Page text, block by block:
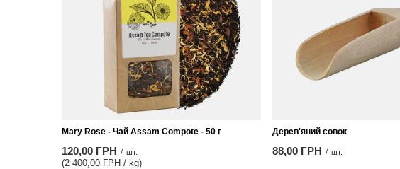
Mary Rose - Чай Assam Compote - 50 г
120,00 ГРН / шт.
(2 400,00 ГРН / kg)
Дерев'яний совок
88,00 ГРН / шт.